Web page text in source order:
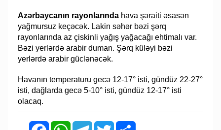
Azərbaycanın rayonlarında hava şəraiti əsasən
yağmursuz keçəcək. Lakin səhər bəzi şərq
rayonlarında az çiskinli yağış yağacağı ehtimalı var.
Bəzi yerlərdə arabir duman. Şərq küləyi bəzi
yerlərdə arabir güclənəcək.
Havanın temperaturu gecə 12-17° isti, gündüz 22-27°
isti, dağlarda gecə 5-10° isti, gündüz 12-17° isti
olacaq.
FacebookWhatsAppTelegramTwitter